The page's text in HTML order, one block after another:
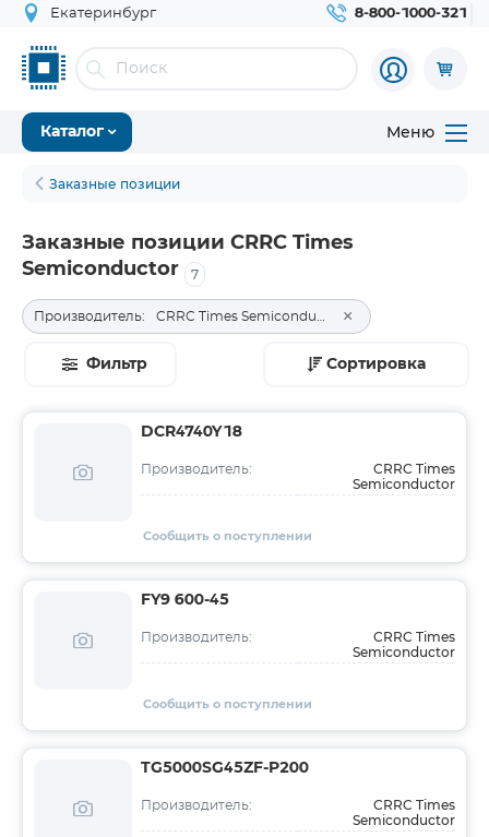
Екатеринбург 8-800-1000-321
Каталог Меню
Заказные позиции
Заказные позиции CRRC Times
Semiconductor
7
Производитель: ×
Фильтр Сортировка
DCR4740Y18
Производитель:
CRRC Times
Semiconductor
Сообщить о поступлении
FY9 600-45
Производитель:
CRRC Times
Semiconductor
Сообщить о поступлении
TG5000SG45ZF-P200
Производитель:
CRRC Times
Semiconductor